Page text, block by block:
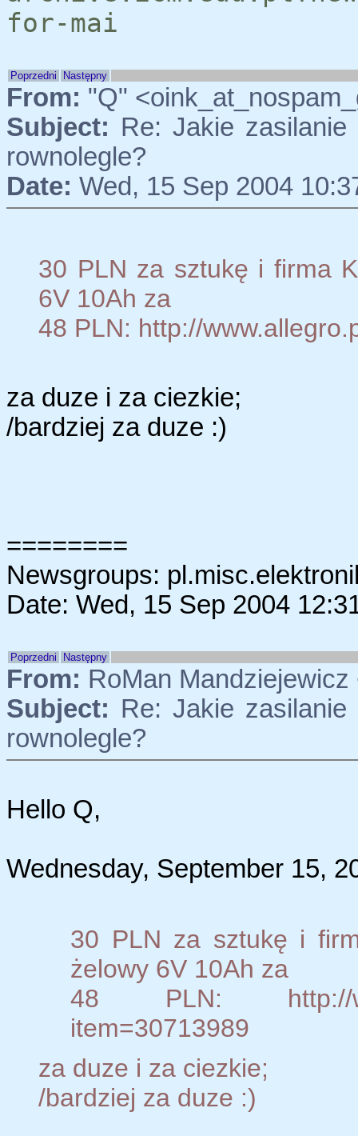
for-mai
Poprzedni Następny
From: "Q"
Subject: Re: Jakie
rownolegle?
Date: Wed, 15 Sep 2004
30 PLN za sztukę i firma
6V 10Ah za
48 PLN: http://
za duze i za ciezkie;
/bardziej za duze :)
========
Newsgroups:
Date: Wed, 15 Sep 2004
Poprzedni Następny
From: RoMan
Subject: Re: Jakie
rownolegle?
Hello Q,
Wednesday, September 15,
30 PLN za sztukę i
żelowy 6V 10Ah za
48 PLN: http://
item=30713989
za duze i za ciezkie;
/bardziej za duze :)